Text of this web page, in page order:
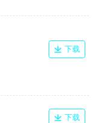
下载
下载